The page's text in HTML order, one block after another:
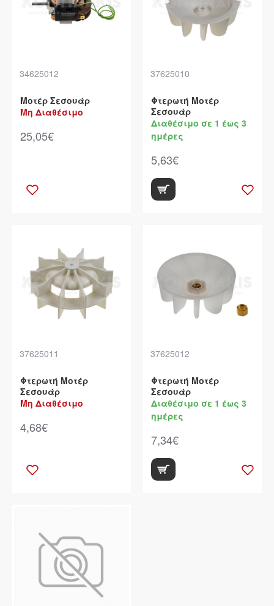
34625012
Μοτέρ Σεσουάρ
Μη Διαθέσιμο
25,05€
37625010
Φτερωτή Μοτέρ
Σεσουάρ
Διαθέσιμο σε 1 έως 3
ημέρες
5,63€
37625011
Φτερωτή Μοτέρ
Σεσουάρ
Μη Διαθέσιμο
4,68€
37625012
Φτερωτή Μοτέρ
Σεσουάρ
Διαθέσιμο σε 1 έως 3
ημέρες
7,34€